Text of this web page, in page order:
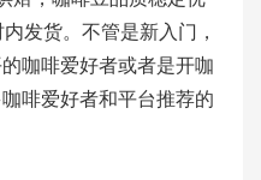
发货。不管是新入门，
咖啡爱好者或者是开咖
啡爱好者和平台推荐的